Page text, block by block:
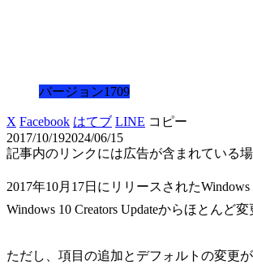
バージョン1709
X Facebook はてブ LINE コピー
2017/10/192024/06/15
記事内のリンクには広告が含まれている
2017年10月17日にリリースされた
Windows 10 Creators Updateからほとんど
ただし、項目の追加とデフォルトの変更が